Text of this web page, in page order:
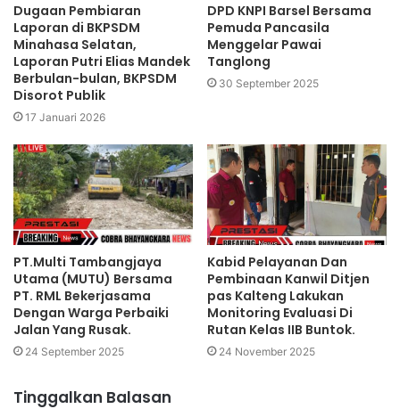
Dugaan Pembiaran
Laporan di BKPSDM
Minahasa Selatan,
Laporan Putri Elias Mandek
Berbulan-bulan, BKPSDM
Disorot Publik
17 Januari 2026
DPD KNPI Barsel Bersama
Pemuda Pancasila
Menggelar Pawai
Tanglong
30 September 2025
PT.Multi Tambangjaya
Utama (MUTU) Bersama
PT. RML Bekerjasama
Dengan Warga Perbaiki
Jalan Yang Rusak.
24 September 2025
Kabid Pelayanan Dan
Pembinaan Kanwil Ditjen
pas Kalteng Lakukan
Monitoring Evaluasi Di
Rutan Kelas IIB Buntok.
24 November 2025
Tinggalkan Balasan